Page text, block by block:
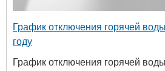
График отключения горячей
году
График отключения горячей